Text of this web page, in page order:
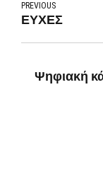
PREVIOUS
ΕΥΧΕΣ
Ψηφιακή